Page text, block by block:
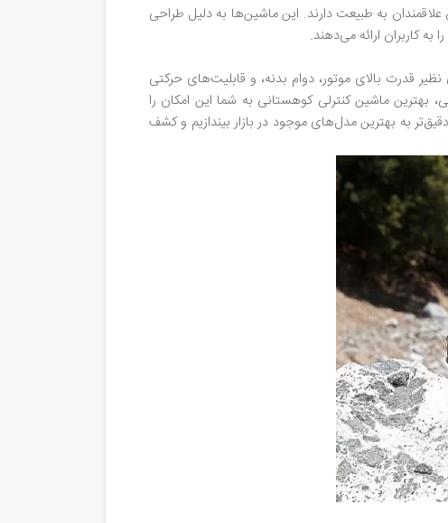
به طبیعت دارند. این ماشین‌ها به دلیل طراحی
به کاربران ارائه می‌دهند.
قدرت بالای موتور، دوام بدنه، و قابلیت‌های حرکتی
بهترین ماشین کنترلی کوهستانی به شما این امکان را
به بهترین مدل‌های موجود در بازار بیندازیم و کشف